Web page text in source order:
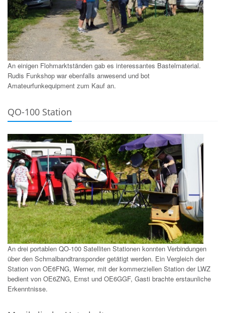
An einigen Flohmarktständen gab es interessantes Bastelmaterial.
Rudis Funkshop war ebenfalls anwesend und bot
Amateurfunkequipment zum Kauf an.
QO-100 Station
An drei portablen QO-100 Satelliten Stationen konnten Verbindungen
über den Schmalbandtransponder getätigt werden. Ein Vergleich der
Station von OE6FNG, Werner, mit der kommerziellen Station der LWZ
bedient von OE6ZNG, Ernst und OE6GGF, Gasti brachte erstaunliche
Erkenntnisse.